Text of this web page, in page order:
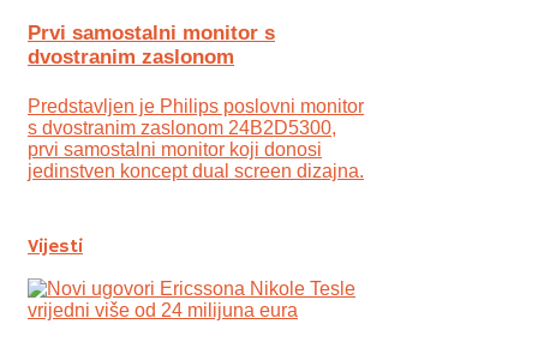
Prvi samostalni monitor s
dvostranim zaslonom
Predstavljen je Philips poslovni monitor
s dvostranim zaslonom 24B2D5300,
prvi samostalni monitor koji donosi
jedinstven koncept dual screen dizajna.
Vijesti